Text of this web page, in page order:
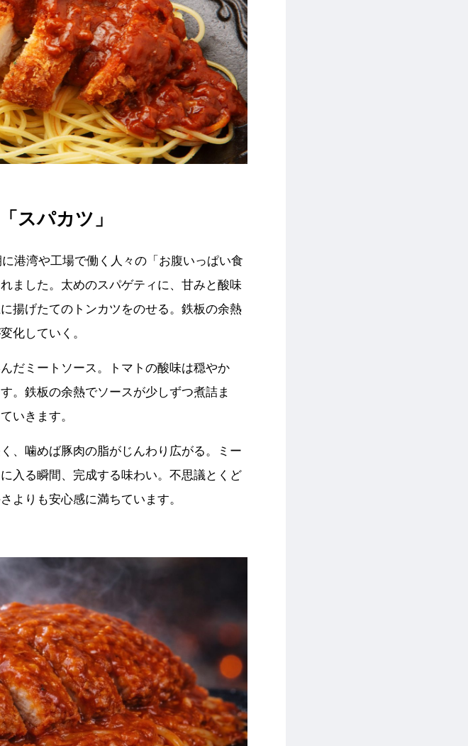
スパカツ」
港湾や工場で働く人々の「お腹いっぱい食
ました。太めのスパゲティに、甘みと酸味
揚げたてのトンカツをのせる。鉄板の余熱
化していく。
だミートソース。トマトの酸味は穏やか
。鉄板の余熱でソースが少しずつ煮詰ま
いきます。
、噛めば豚肉の脂がじんわり広がる。ミー
入る瞬間、完成する味わい。不思議とくど
よりも安心感に満ちています。